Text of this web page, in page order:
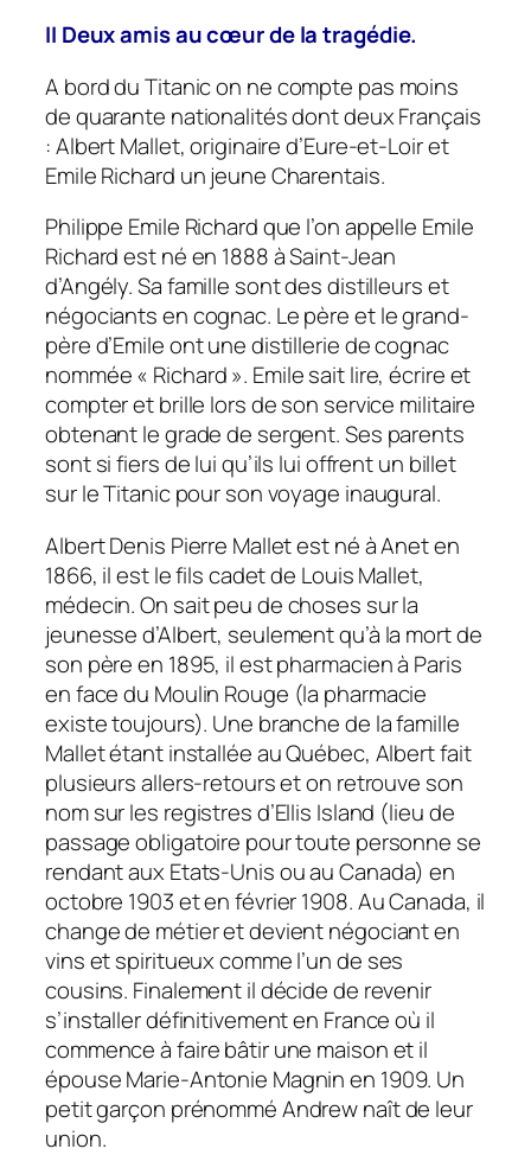
II Deux amis au cœur de la tragédie.
A bord duTitanicon ne compte pas moins
de quarante nationalités dont deux Français
: Albert Mallet, originaire d’Eure-et-Loir et
Emile Richard un jeune Charentais.
Philippe Emile Richard que l’on appelle Emile
Richard est né en 1888 à Saint-Jean
d’Angély. Sa famille sont des distilleurs et
négociants en cognac. Le père et le grand-
père d’Emile ont une distillerie de cognac
nommée « Richard ». Emile sait lire, écrire et
compter et brille lors de son service militaire
obtenant le grade de sergent. Ses parents
sont si fiers de lui qu’ils lui offrent un billet
sur le Titanic pour son voyage inaugural.
Albert Denis Pierre Mallet est né à Anet en
1866, il est le fils cadet de Louis Mallet,
médecin. On sait peu de choses sur la
jeunesse d’Albert, seulement qu’à la mort de
son père en 1895, il est pharmacien à Paris
en face du Moulin Rouge (la pharmacie
existe toujours). Une branche de la famille
Mallet étant installée au Québec, Albert fait
plusieurs allers-retours et on retrouve son
nom sur les registres d’Ellis Island (lieu de
passage obligatoire pour toute personne se
rendant aux Etats-Unis ou au Canada) en
octobre 1903 et en février 1908. Au Canada, il
change de métier et devient négociant en
vins et spiritueux comme l’un de ses
cousins. Finalement il décide de revenir
s’installer définitivement en France où il
commence à faire bâtir une maison et il
épouse Marie-Antonie Magnin en 1909. Un
petit garçon prénommé Andrew naît de leur
union.